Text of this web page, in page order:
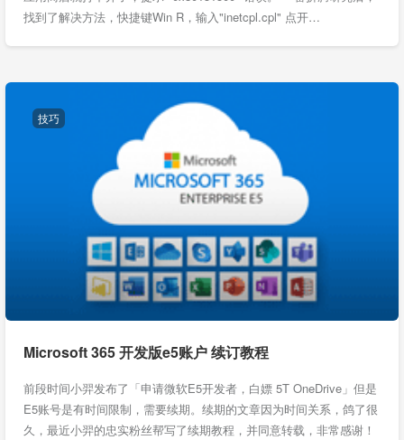
找到了解决方法，快捷键Win R，输入"inetcpl.cpl" 点开…
技巧
Microsoft 365 开发版e5账户 续订教程
前段时间小羿发布了「申请微软E5开发者，白嫖 5T OneDrive」但是
E5账号是有时间限制，需要续期。续期的文章因为时间关系，鸽了很
久，最近小羿的忠实粉丝帮写了续期教程，并同意转载，非常感谢！